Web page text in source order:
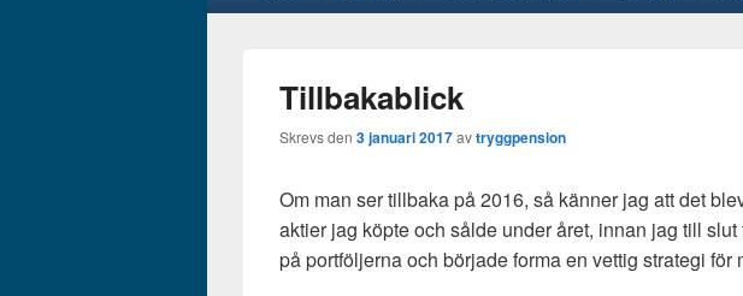
Tillbakablick
Skrevs den 3 januari 2017avtryggpension
Om man ser tillbaka på 2016, så känner jag att det
aktier jag köpte och sålde under året, innan jag till
på portföljerna och började forma en vettig strategi för